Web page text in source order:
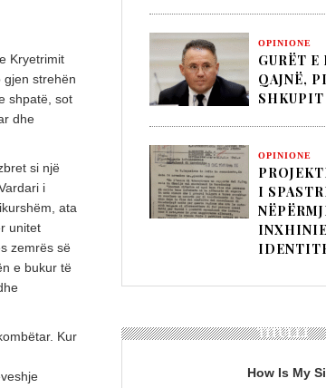
Kryetrimit
gjen strehën
shpatë, sot
dhe
si një
i
ata
unitet
zemrës së
e bukur të
Kur
OPINIONE
GURËT
QAJNË,
OPINIONE
I
TITULLI
How Is My